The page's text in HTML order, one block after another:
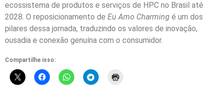
ecossistema de produtos e serviços de HPC no Brasil até
2028. O reposicionamento de Eu Amo Charming é um dos
pilares dessa jornada, traduzindo os valores de inovação,
ousadia e conexão genuína com o consumidor.
Compartilhe isso: